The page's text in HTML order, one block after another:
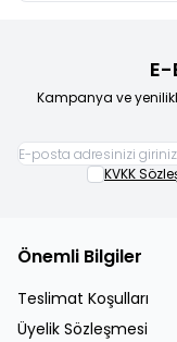
Kampanya ve
KVKK
Önemli Bilgiler
Teslimat Koşulları
Üyelik Sözleşmesi